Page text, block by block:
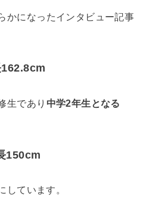
かになったインタビュー記事
生であり 中学2年生となる
150cm
しています。